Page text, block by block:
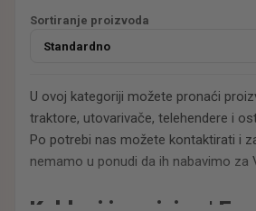
Sortiranje proizvoda
U ovoj kategoriji možete pronaći
traktore, utovarivače, telehendere i
Po potrebi nas možete kontaktirati i
nemamo u ponudi da ih nabavimo za